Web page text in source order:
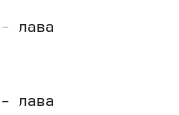
лава
лава